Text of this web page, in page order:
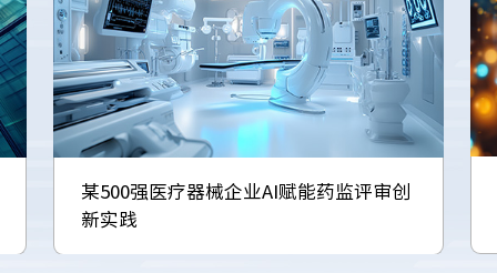
某500强医疗器械企业AI赋能药监评审创
新实践